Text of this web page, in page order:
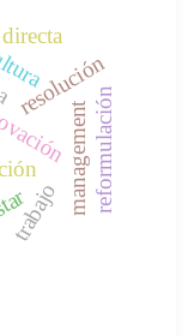
resolución
management
trabajo reformulación